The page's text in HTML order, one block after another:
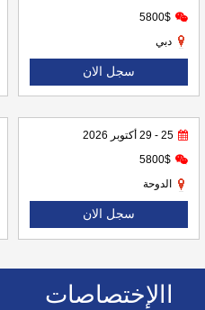
5800$
دبي
سجل الان
25 - 29 أكتوبر 2026
5800$
الدوحة
سجل الان
االإختصاصات